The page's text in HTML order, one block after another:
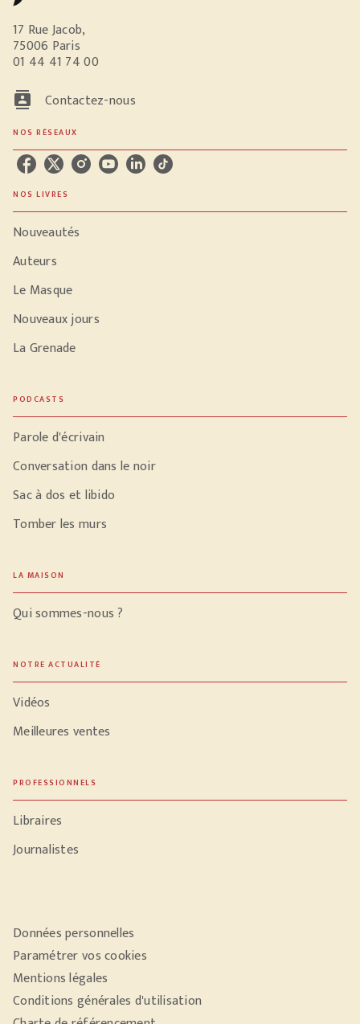
17 Rue Jacob,
75006 Paris
01 44 41 74 00
contacts Contactez-nous
NOS RÉSEAUX
NOS LIVRES
Nouveautés
Auteurs
Le Masque
Nouveaux jours
La Grenade
PODCASTS
Parole d'écrivain
Conversation dans le noir
Sac à dos et libido
Tomber les murs
LA MAISON
Qui sommes-nous ?
NOTRE ACTUALITÉ
Vidéos
Meilleures ventes
PROFESSIONNELS
Libraires
Journalistes
Données personnelles
Paramétrer vos cookies
Mentions légales
Conditions générales d'utilisation